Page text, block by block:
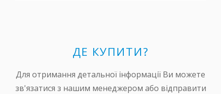
ДЕ КУПИТИ?
Для отримання детальної інформації Ви можете
зв'язатися з нашим менеджером або відправити